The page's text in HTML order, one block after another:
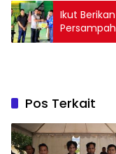
Ikut
PT KES
Pos Terkait